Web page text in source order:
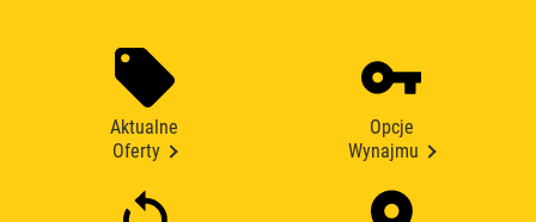
Aktualne
Oferty
Opcje
Wynajmu